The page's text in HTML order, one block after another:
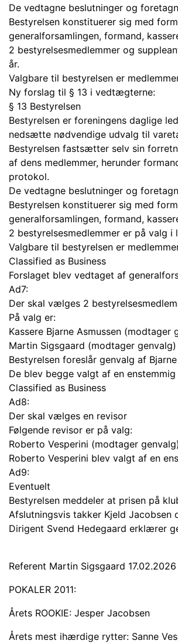
De vedtagne beslutninger og
Bestyrelsen konstituerer sig med
generalforsamlingen, formand,
2 bestyrelsesmedlemmer og
år.
Valgbare til bestyrelsen er
Ny forslag til § 13 i vedtægterne:
§ 13 Bestyrelsen
Bestyrelsen er foreningens daglige
nedsætte nødvendige udvalg til
Bestyrelsen fastsætter selv sin
af dens medlemmer, herunder
protokol.
De vedtagne beslutninger og
Bestyrelsen konstituerer sig med
generalforsamlingen, formand,
2 bestyrelsesmedlemmer er på valg
Valgbare til bestyrelsen er
Classified as Business
Forslaget blev vedtaget af
Ad7:
Der skal vælges 2
På valg er:
Kassere Bjarne Asmussen (modtager
Martin Sigsgaard (modtager genvalg)
Bestyrelsen foreslår genvalg af
De blev begge valgt af en
Classified as Business
Ad8:
Der skal vælges en revisor
Følgende revisor er på valg:
Roberto Vesperini (modtager genvalg)
Roberto Vesperini blev valgt af en
Ad9:
Eventuelt
Bestyrelsen meddeler at prisen på
Afslutningsvis takker Kjeld
Dirigent Svend Hedegaard erklærer
Referent Martin Sigsgaard 17.02.2026
POKALER 2011:
Årets ROOKIE: Jesper Jacobsen
Årets mest ihærdige rytter: Sanne